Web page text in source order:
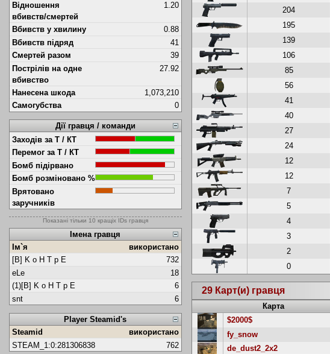
Відношення
вбивств/смертей
1.20
Вбивств у хвилину
0.88
Вбивств підряд
41
Смертей разом
39
Пострілів на одне
вбивство
27.92
Нанесена шкода
1,073,210
Самогубства
0
Дії гравця / команди
Заходів за Т / КТ
Перемог за Т / КТ
Бомб підірвано
Бомб розміновано %
Врятовано
заручників
Показані тільки 10 кращіх IDs гравця
Імена гравця
Ім`я
використано
[B] K o H T p E
732
eLe
18
(1)[B] K o H T p E
6
snt
6
Player Steamid's
Steamid
використано
STEAM_1:0:281306838
762
204
195
139
106
85
56
41
40
27
24
12
12
7
5
4
3
2
0
29 Карт(и) гравця
Карта
$2000$
fy_snow
de_dust2_2x2